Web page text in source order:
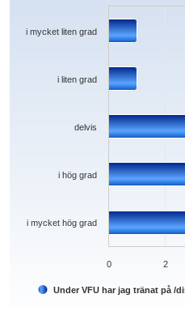
The chart has 1 X axis displaying categories.
The chart has 1 Y axis displaying values.
Under VFU har jag tränat på /
i mycket hög grad
i hög grad
delvis
i liten grad
i mycket liten grad
0 2